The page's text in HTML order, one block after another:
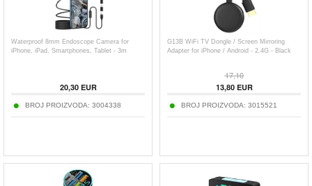
Waterproof 8mm Endoscope Camera for
iPhone, iPad, Smartphones, Tablet - 3m
20,30EUR
BROJ PROIZVODA: 3004338
G13B WiFi TV Dongle / Screen Mirroring
Adapter for iPhone / Android - 2.4G - Black
17,10
13,80EUR
BROJ PROIZVODA: 3015521